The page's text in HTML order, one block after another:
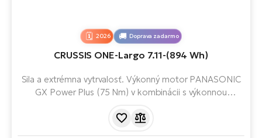
2026 Doprava zadarmo
CRUSSIS ONE-Largo 7.11-(894 Wh)
Sila a extrémna vytrvalosť. Výkonný motor PANASONIC
GX Power Plus (75 Nm) v kombinácii s výkonnou
km. Vďaka stabilnej konštrukcii rámu, odpruženej vidlici a